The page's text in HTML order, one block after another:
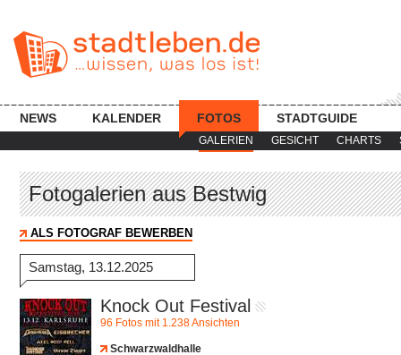
GALERIEN GESICHT CHARTS
NEWS KALENDER FOTOS STADTGUIDE
Fotogalerien aus Bestwig
ALS FOTOGRAF BEWERBEN
Samstag, 13.12.2025
Knock Out Festival
96 Fotos mit 1.238 Ansichten
Schwarzwaldhalle